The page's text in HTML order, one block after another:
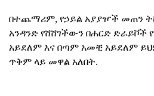
በተጨማሪም, የኃይል አያያዦች መጠን
አንዳንድ የሸሸገችውን በሐርድ ድራይቮች
አይደለም እና በጣም አመቺ አይደለም
ጥቅም ላይ መዋል አለበት.